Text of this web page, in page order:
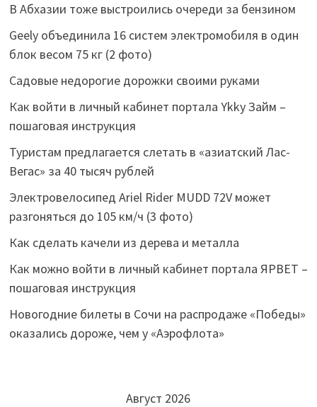
В Абхазии тоже выстроились очереди за бензином
Geely объединила 16 систем электромобиля в один
блок весом 75 кг (2 фото)
Садовые недорогие дорожки своими руками
Как войти в личный кабинет портала Ykky Займ –
пошаговая инструкция
Туристам предлагается слетать в «азиатский Лас-
Вегас» за 40 тысяч рублей
Электровелосипед Ariel Rider MUDD 72V может
разгоняться до 105 км/ч (3 фото)
Как сделать качели из дерева и металла
Как можно войти в личный кабинет портала ЯРВЕТ –
пошаговая инструкция
Новогодние билеты в Сочи на распродаже «Победы»
оказались дороже, чем у «Аэрофлота»
Август 2026